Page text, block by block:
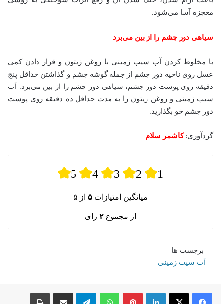
معجزه آسا می‌شود.
سیاهی دور چشم را از بین می‌برد
با مخلوط کردن آب سیب زمینی با روغن زیتون و قرار دادن کمی
عسل روی ناحیه دور چشم از جمله گوشه چشم و گذاشتن حداقل پنج
دقیقه روی پوست دور چشم، سیاهی دور چشم را از بین می‌برد. آب
سیب زمینی و روغن زیتون را به مدت حداقل ده دقیقه روی پوست
دور چشم خو بگذارید.
گردآوری:کاشمر سلام
5 4 3 2 1
میانگین امتیازات ۵ از ۵
از مجموع ۲ رای
برچسب ها
آب سیب زمینی
لینکدین پینترستواتس آپ تلگرام اشتراک گذاری از طریق ایمیل چاپ